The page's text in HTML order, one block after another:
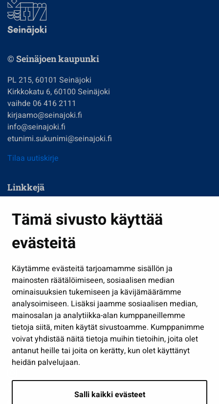
Tämä sivusto käyttää
evästeitä
Käytämme evästeitä tarjoamamme sisällön ja
mainosten räätälöimiseen, sosiaalisen median
ominaisuuksien tukemiseen ja kävijämäärämme
analysoimiseen. Lisäksi jaamme sosiaalisen median,
mainosalan ja analytiikka-alan kumppaneillemme
tietoja siitä, miten käytät sivustoamme. Kumppanimme
voivat yhdistää näitä tietoja muihin tietoihin, joita olet
antanut heille tai joita on kerätty, kun olet käyttänyt
heidän palvelujaan.
Salli kaikki evästeet
© Seinäjoen kaupunki
PL 215, 60101 Seinäjoki
Kirkkokatu 6, 60100 Seinäjoki
vaihde 06 416 2111
kirjaamo@seinajoki.fi
info@seinajoki.fi
etunimi.sukunimi@seinajoki.fi
Tilaa uutiskirje
Linkkejä
Kasvatus ja opetus
Kulttuuri ja liikunta
Työ ja yrittäminen
Osallistu ja asioi
Näytä omat evästeasetukseni
Seuraa meitä